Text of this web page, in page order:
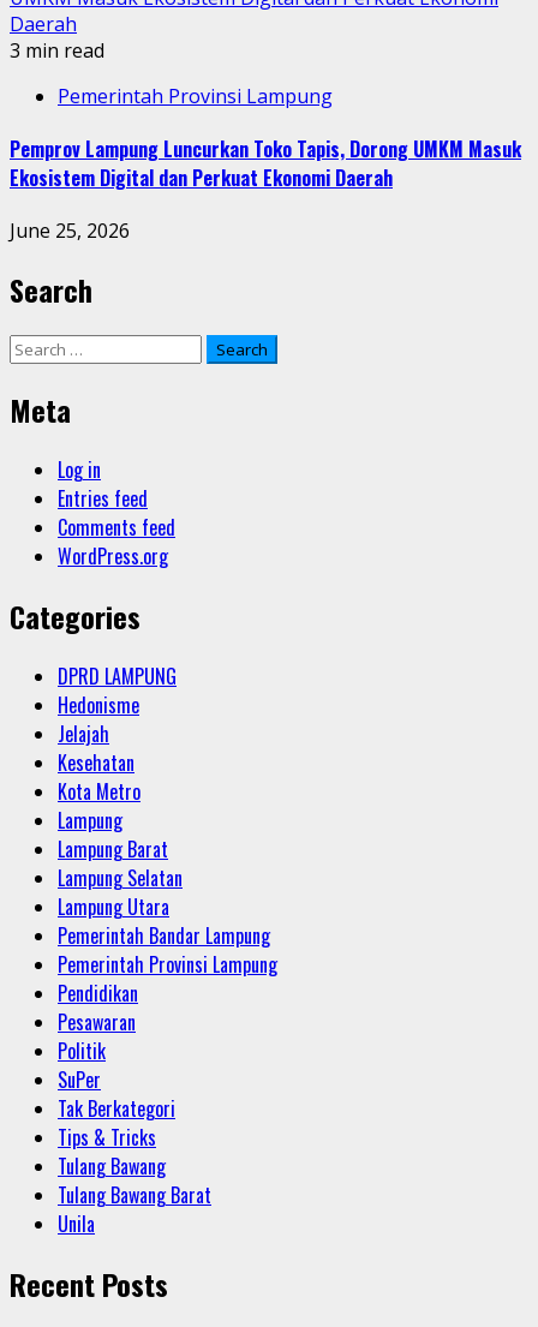
Daerah
3 min read
Pemerintah Provinsi Lampung
Pemprov Lampung Luncurkan Toko Tapis, Dorong UMKM Masuk
Ekosistem Digital dan Perkuat Ekonomi Daerah
June 25, 2026
Search
Search
Meta
Log in
Entries feed
Comments feed
WordPress.org
Categories
DPRD LAMPUNG
Hedonisme
Jelajah
Kesehatan
Kota Metro
Lampung
Lampung Barat
Lampung Selatan
Lampung Utara
Pemerintah Bandar Lampung
Pemerintah Provinsi Lampung
Pendidikan
Pesawaran
Politik
SuPer
Tak Berkategori
Tips & Tricks
Tulang Bawang
Tulang Bawang Barat
Unila
Recent Posts